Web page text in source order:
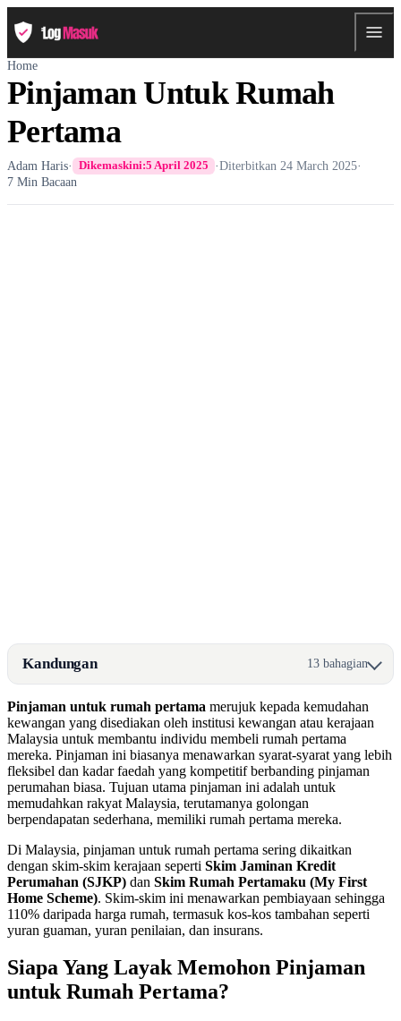
Home
Pinjaman Untuk Rumah
Pertama
Adam Haris· Dikemaskini:5 April 2025 ·Diterbitkan 24 March 2025·
7 Min Bacaan
Kandungan 13 bahagian
Pinjaman untuk rumah pertama merujuk kepada kemudahan
kewangan yang disediakan oleh institusi kewangan atau kerajaan
Malaysia untuk membantu individu membeli rumah pertama
mereka. Pinjaman ini biasanya menawarkan syarat-syarat yang lebih
fleksibel dan kadar faedah yang kompetitif berbanding pinjaman
perumahan biasa. Tujuan utama pinjaman ini adalah untuk
memudahkan rakyat Malaysia, terutamanya golongan
berpendapatan sederhana, memiliki rumah pertama mereka.
Di Malaysia, pinjaman untuk rumah pertama sering dikaitkan
dengan skim-skim kerajaan seperti Skim Jaminan Kredit
Perumahan (SJKP) dan Skim Rumah Pertamaku (My First
Home Scheme). Skim-skim ini menawarkan pembiayaan sehingga
110% daripada harga rumah, termasuk kos-kos tambahan seperti
yuran guaman, yuran penilaian, dan insurans.
Siapa Yang Layak Memohon Pinjaman
untuk Rumah Pertama?